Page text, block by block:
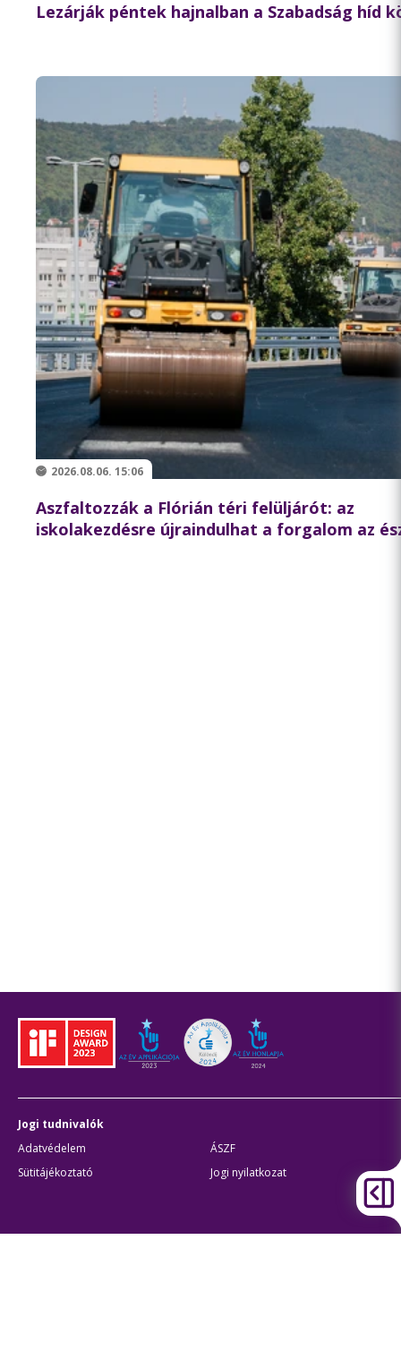
Lezárják péntek hajnalban a Szabadság híd
2026.08.06. 15:06
Aszfaltozzák a Flórián téri felüljárót: az
iskolakezdésre újraindulhat a forgalom az
Jogi tudnivalók
Adatvédelem
ÁSZF
Sütitájékoztató
Jogi nyilatkozat